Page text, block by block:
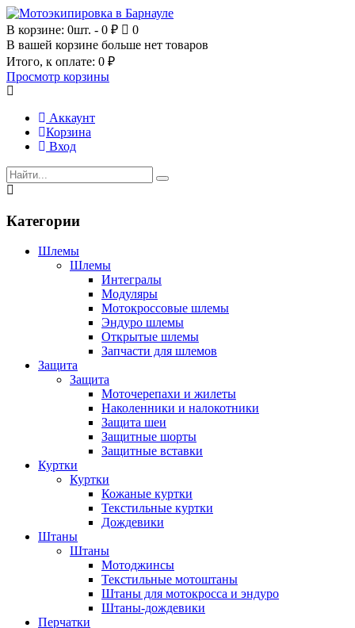
В корзине: 0шт. - 0 ₽
0
В вашей корзине больше нет товаров
Итого, к оплате: 0 ₽
Просмотр корзины
Аккаунт
Корзина
Вход
Категории
Шлемы
Шлемы
Интегралы
Модуляры
Мотокроссовые шлемы
Эндуро шлемы
Открытые шлемы
Запчасти для шлемов
Защита
Защита
Моточерепахи и жилеты
Наколенники и налокотники
Защита шеи
Защитные шорты
Защитные вставки
Куртки
Куртки
Кожаные куртки
Текстильные куртки
Дождевики
Штаны
Штаны
Мотоджинсы
Текстильные мотоштаны
Штаны для мотокросса и эндуро
Штаны-дождевики
Перчатки